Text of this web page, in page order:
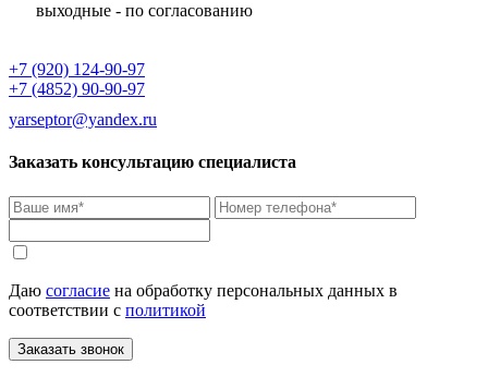
выходные - по согласованию
+7 (920) 124-90-97
+7 (4852) 90-90-97
yarseptor@yandex.ru
Заказать консультацию специалиста
Даю согласие на обработку персональных данных в
соответствии с политикой
Заказать звонок